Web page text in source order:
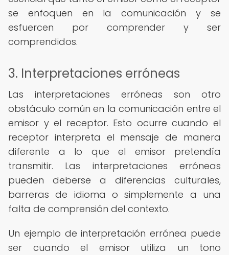
se enfoquen en la comunicación y se
esfuercen por comprender y ser
comprendidos.
3. Interpretaciones erróneas
Las interpretaciones erróneas son otro
obstáculo común en la comunicación entre el
emisor y el receptor. Esto ocurre cuando el
receptor interpreta el mensaje de manera
diferente a lo que el emisor pretendía
transmitir. Las interpretaciones erróneas
pueden deberse a diferencias culturales,
barreras de idioma o simplemente a una
falta de comprensión del contexto.
Un ejemplo de interpretación errónea puede
ser cuando el emisor utiliza un tono